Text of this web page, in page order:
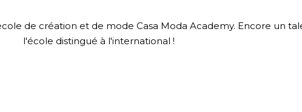
de création et de mode Casa Moda Academy. Encore un
l'école distingué à l'international !